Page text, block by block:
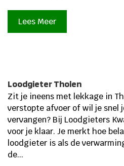
Lees Meer
Loodgieter Tholen
Zit je ineens met lekkage in
verstopte afvoer of wil je snel
vervangen? Bij Loodgieters
voor je klaar. Je merkt hoe
loodgieter is als de
de...